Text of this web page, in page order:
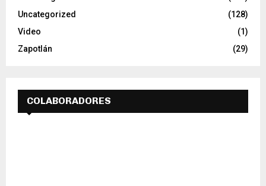
Uncategorized
(128)
Video
(1)
Zapotlán
(29)
COLABORADORES